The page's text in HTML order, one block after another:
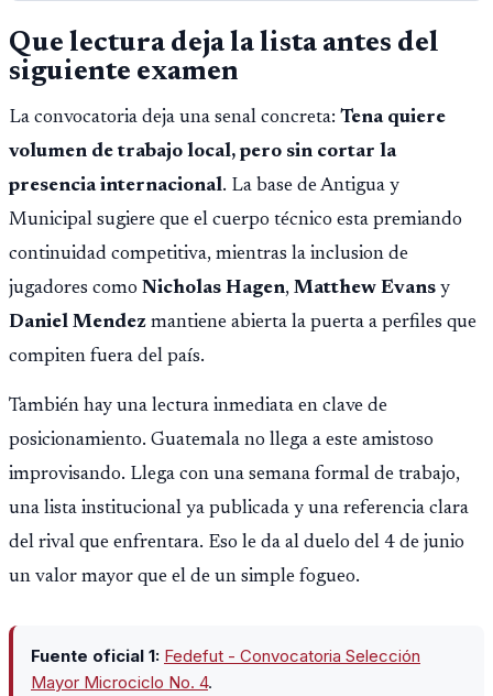
Que lectura deja la lista antes del
siguiente examen
La convocatoria deja una senal concreta: Tena quiere
volumen de trabajo local, pero sin cortar la
presencia internacional. La base de Antigua y
Municipal sugiere que el cuerpo técnico esta premiando
continuidad competitiva, mientras la inclusion de
jugadores como Nicholas Hagen, Matthew Evans y
Daniel Mendez mantiene abierta la puerta a perfiles que
compiten fuera del país.
También hay una lectura inmediata en clave de
posicionamiento. Guatemala no llega a este amistoso
improvisando. Llega con una semana formal de trabajo,
una lista institucional ya publicada y una referencia clara
del rival que enfrentara. Eso le da al duelo del 4 de junio
un valor mayor que el de un simple fogueo.
Fuente oficial 1: Fedefut - Convocatoria Selección
Mayor Microciclo No. 4.